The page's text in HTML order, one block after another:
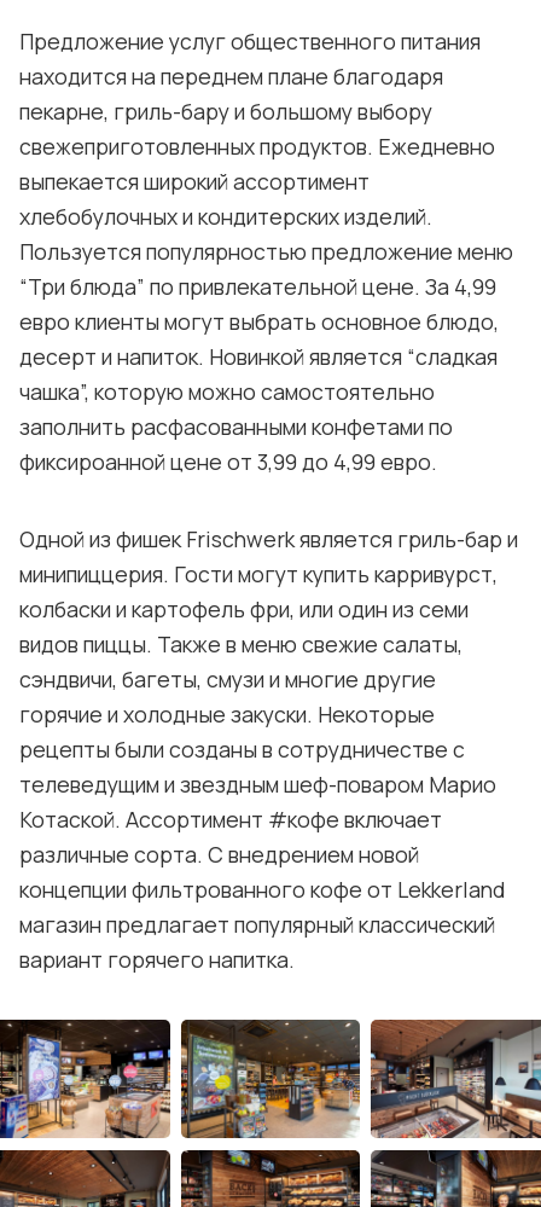
Предложение услуг общественного питания
находится на переднем плане благодаря
пекарне, гриль-бару и большому выбору
свежеприготовленных продуктов. Ежедневно
выпекается широкий ассортимент
хлебобулочных и кондитерских изделий.
Пользуется популярностью предложение меню
“Три блюда” по привлекательной цене. За 4,99
евро клиенты могут выбрать основное блюдо,
десерт и напиток. Новинкой является “сладкая
чашка”, которую можно самостоятельно
заполнить расфасованными конфетами по
фиксироанной цене от 3,99 до 4,99 евро.
Одной из фишек Frischwerk является гриль-бар и
минипиццерия. Гости могут купить карривурст,
колбаски и картофель фри, или один из семи
видов пиццы. Также в меню свежие салаты,
сэндвичи, багеты, смузи и многие другие
горячие и холодные закуски. Некоторые
рецепты были созданы в сотрудничестве с
телеведущим и звездным шеф-поваром Марио
Котаской. Ассортимент #кофе включает
различные сорта. С внедрением новой
концепции фильтрованного кофе от Lekkerland
магазин предлагает популярный классический
вариант горячего напитка.